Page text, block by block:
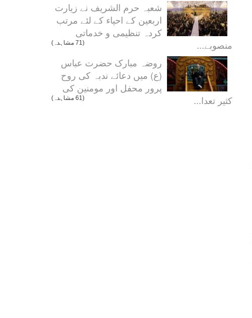
شعبہ حرم الشریف نے زیارت
اربعین کے احیاء کے لئے مرتب
کردہ تنظیمی و خدماتی
منصوبے...
(71 مشاہدہ)
روضہ مبارک حضرت عباس
(ع) میں دعائے ندبہ کی روح
پرور محفل اور مومنین کی
کثیر تعدا...
(61 مشاہدہ)